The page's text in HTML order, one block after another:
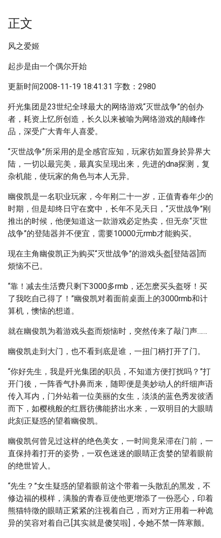
正文
风之爱姬
起步是由一个偶尔开始
更新时间2008-11-19 18:41:31 字数：2980
歼光集团是23世纪全球最大的网络游戏“灭世战争”的创办
者，耗资上忆所创造，长久以来被喻为网络游戏的颠峰作
品，深受广大青年人喜爱。
“灭世战争”所采用的是全感官应知，玩家彷如置身於异界大
陆，一切以最完美，最真实呈现出来，先进的dna探测，复
杂机能，使玩家的角色与本人无异。
幽俊凯是一名职业玩家，今年刚二十一岁，正值青春年少的
时期，但是却终日守在窝中，长年不见天日，“灭世战争”刚
推出的时候，他便知道这一款游戏必定热卖，但无奈“灭世
战争”的登陆器并不便宜，需要10000元rmb才能购买。
现在主角幽俊凯正为购买“灭世战争”的游戏头盔[登陆器]而
烦恼不已。
“靠！减去生活费只剩下3000多rmb，还怎麽买头盔呀！买
了我吃自己得了！”幽俊凯对着面前桌面上的3000rmb和计
算机，懊恼的想道。
就在幽俊凯为着游戏头盔而烦恼时，突然传来了敲门声……
幽俊凯走到大门，也不看到底是谁，一扭门柄打开了门。
“你好先生，我是歼光集团的职员，不知道方便打扰吗？”打
开门後，一阵香气扑鼻而来，随即便是美妙动人的纤细声语
传入耳内，门外站着一位美丽的女生，淡淡的蓝色秀发彼洒
而下，如樱桃般的红唇彷佛能挤出水来，一双明目的大眼睛
此刻正疑惑的望着幽俊凯。
幽俊凯何曾见过这样的绝色美女，一时间竟呆滞在门前，一
直保持着打开的姿势，一双色迷迷的眼睛正贪婪的望着眼前
的绝世皆人。
“先生？”女生疑惑的望着眼前这个带着一头散乱的黑发，不
修边福的模样，满脸的青春豆使他更增添了一份恶心，印着
熊猫特徵的眼睛正紧紧的注视着自己，而对方正用着一种诡
异的笑容对着自己[其实就是傻笑啦]，令她不禁一阵寒颤。